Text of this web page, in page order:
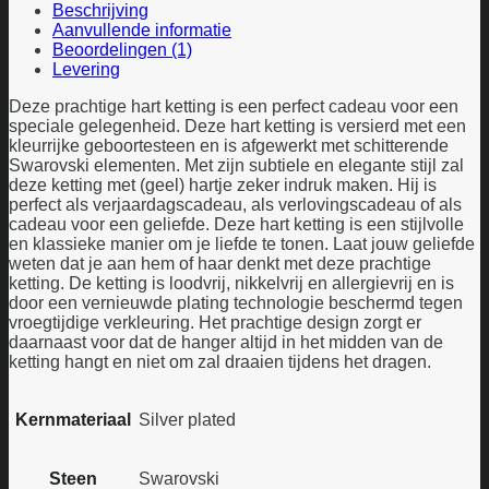
Beschrijving
Aanvullende informatie
Beoordelingen (1)
Levering
Deze prachtige hart ketting is een perfect cadeau voor een
speciale gelegenheid. Deze hart ketting is versierd met een
kleurrijke geboortesteen en is afgewerkt met schitterende
Swarovski elementen. Met zijn subtiele en elegante stijl zal
deze ketting met (geel) hartje zeker indruk maken. Hij is
perfect als verjaardagscadeau, als verlovingscadeau of als
cadeau voor een geliefde. Deze hart ketting is een stijlvolle
en klassieke manier om je liefde te tonen. Laat jouw geliefde
weten dat je aan hem of haar denkt met deze prachtige
ketting. De ketting is loodvrij, nikkelvrij en allergievrij en is
door een vernieuwde plating technologie beschermd tegen
vroegtijdige verkleuring. Het prachtige design zorgt er
daarnaast voor dat de hanger altijd in het midden van de
ketting hangt en niet om zal draaien tijdens het dragen.
Kernmateriaal Silver plated
Steen Swarovski